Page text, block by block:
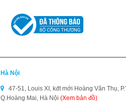
Hà Nội
47-51, Louis XI, kđt mới Hoàng Văn Thụ,
Q.Hoàng Mai, Hà Nội (Xem bản đồ)